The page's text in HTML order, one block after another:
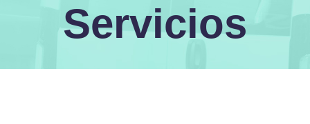
Servicios